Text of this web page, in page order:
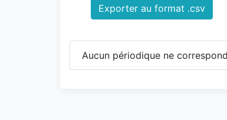
Exporter au format .csv
Aucun périodique ne